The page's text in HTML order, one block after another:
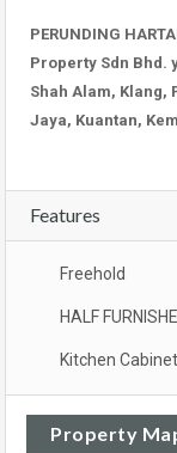
PERUNDING
Property Sdn Bhd.
Shah Alam, Klang,
Jaya, Kuantan,
Features
Freehold
HALF
Kitchen Cabinet
Property